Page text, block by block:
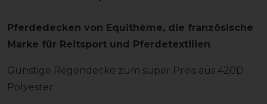
Pferdedecken von Equithème, die französische
Marke für Reitsport und Pferdetextilien
Günstige Regendecke zum super Preis aus 420D
Polyester.